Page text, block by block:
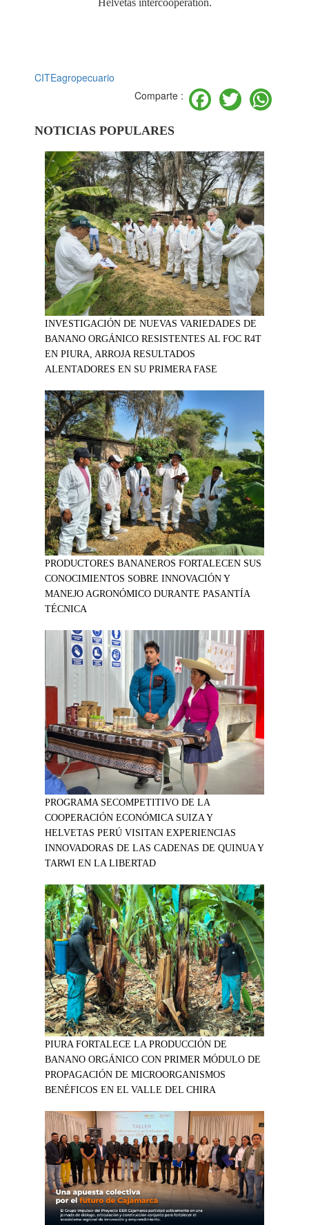
Helvetas intercooperation.
CITEagropecuario
Comparte :
Facebook
Twitter
NOTICIAS POPULARES
INVESTIGACIÓN DE NUEVAS VARIEDADES DE
BANANO ORGÁNICO RESISTENTES AL FOC R4T
EN PIURA, ARROJA RESULTADOS
ALENTADORES EN SU PRIMERA FASE
PRODUCTORES BANANEROS FORTALECEN SUS
CONOCIMIENTOS SOBRE INNOVACIÓN Y
MANEJO AGRONÓMICO DURANTE PASANTÍA
TÉCNICA
PROGRAMA SECOMPETITIVO DE LA
COOPERACIÓN ECONÓMICA SUIZA Y
HELVETAS PERÚ VISITAN EXPERIENCIAS
INNOVADORAS DE LAS CADENAS DE QUINUA Y
TARWI EN LA LIBERTAD
PIURA FORTALECE LA PRODUCCIÓN DE
BANANO ORGÁNICO CON PRIMER MÓDULO DE
PROPAGACIÓN DE MICROORGANISMOS
BENÉFICOS EN EL VALLE DEL CHIRA